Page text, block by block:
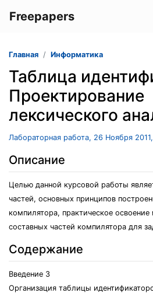
Freepapers
Главная Информатика
Таблица
Проектирование
лексического
Лабораторная работа, 26 Ноября
Описание
Целью данной курсовой работы
частей, основных принципов
компилятора, практическое
составных частей компилятора для
Содержание
Введение 3
Организация таблицы